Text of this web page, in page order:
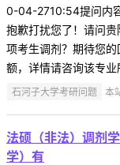
0-04-2710:54提问内
抱歉打扰您了！请问
项考生调剂？期待您
额，详情请咨询该专
石河子大学考研问题 本
法硕（非法）调剂
学）有